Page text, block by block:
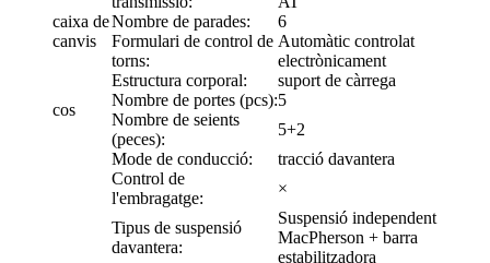
caixa de
canvis
Nombre de parades:
6
Formulari de control de
torns:
Automàtic controlat
electrònicament
cos
Estructura corporal:
suport de càrrega
Nombre de portes (pcs):5
Nombre de seients
(peces):
5+2
Mode de conducció:
tracció davantera
Control de
l'embragatge:
×
Tipus de suspensió
davantera:
Suspensió independent
MacPherson + barra
estabilitzadora